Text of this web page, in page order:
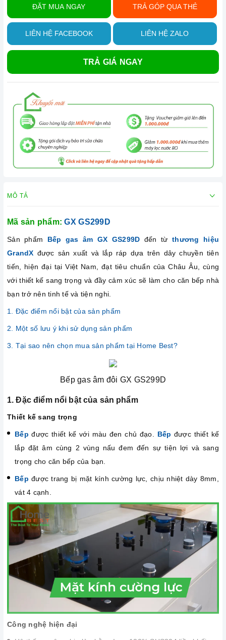
ĐẶT MUA NGAY TRẢ GÓP QUA THẺ
LIÊN HỆ FACEBOOK LIÊN HỆ ZALO
TRẢ GIÁ NGAY
MÔ TẢ
Mã sản phẩm:GX GS299D
Sản phẩm Bếp gas âm GX GS299D đến từthương hiệu
GrandX được sản xuất và lắp ráp dựa trên dây chuyền tiên
tiến, hiện đại tại Việt Nam, đạt tiêu chuẩn của Châu Âu, cùng
với thiết kế sang trọng và đầy cảm xúc sẽ làm cho căn bếp nhà
bạn trở nên tinh tế và tiện nghi.
1. Đặc điểm nổi bật của sản phẩm
2. Một số lưu ý khi sử dụng sản phẩm
3. Tại sao nên chọn mua sản phẩm tại Home Best?
Bếp gas âm đôi GX GS299D
1. Đặc điểm nổi bật của sản phẩm
Thiết kế sang trọng
Bếp được thiết kế với màu đen chủ đạo. Bếp được thiết kế
lắp đặt âm cùng 2 vùng nấu đem đến sự tiện lợi và sang
trọng cho căn bếp của bạn.
Bếp được trang bị mặt kính cường lực, chịu nhiệt dày 8mm,
vát 4 cạnh.
Công nghệ hiện đại